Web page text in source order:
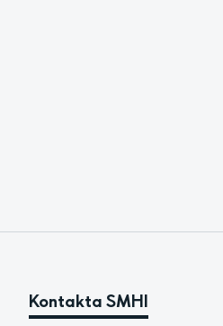
Kontakta SMHI